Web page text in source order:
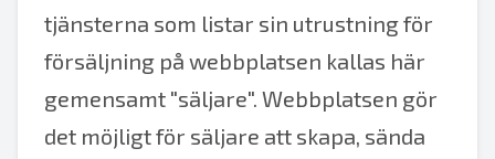
tjänsterna som listar sin utrustning för
försäljning på webbplatsen kallas här
gemensamt "säljare". Webbplatsen gör
det möjligt för säljare att skapa, sända